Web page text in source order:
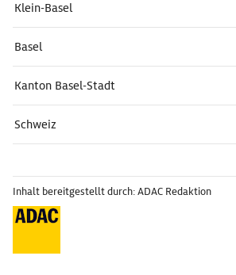
Klein-Basel
Basel
Kanton Basel-Stadt
Schweiz
Inhalt bereitgestellt durch: ADAC Redaktion